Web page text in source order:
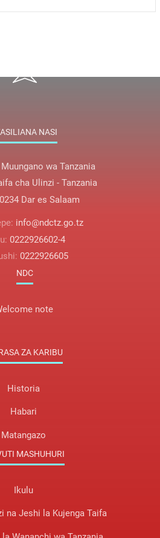
NASI
wa Tanzania
cha Ulinzi - Tanzania
Dar es Salaam
info@ndctz.go.tz
0222926602-4
0222926605
NDC
note
ZA KARIBU
Historia
Habari
Matangazo
MASHUHURI
Ikulu
na Jeshi la Kujenga Taifa